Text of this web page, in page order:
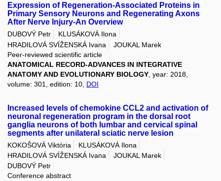
Expression of Regeneration-Associated Proteins in
Primary Sensory Neurons and Regenerating Axons
After Nerve Injury-An Overview
DUBOVÝ Petr
KLUSÁKOVÁ Ilona
HRADILOVÁ SVÍŽENSKÁ Ivana
JOUKAL Marek
Peer-reviewed scientific article
ANATOMICAL RECORD-ADVANCES IN INTEGRATIVE
ANATOMY AND EVOLUTIONARY BIOLOGY , year: 2018,
volume: 301, edition: 10, DOI
Increased levels of chemokine CCL2 and activation of
neuronal regeneration program in the dorsal root
ganglia neurons of both lumbar and cervical spinal
segments after unilateral sciatic nerve lesion
KOKOŠOVÁ Viktória
KLUSÁKOVÁ Ilona
HRADILOVÁ SVÍŽENSKÁ Ivana
JOUKAL Marek
DUBOVÝ Petr
Conference abstract